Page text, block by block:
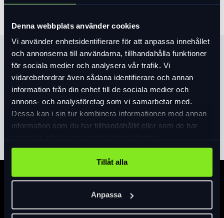
Denna webbplats använder cookies
Vi använder enhetsidentifierare för att anpassa innehållet
och annonserna till användarna, tillhandahålla funktioner
för sociala medier och analysera vår trafik. Vi
vidarebefordrar även sådana identifierare och annan
information från din enhet till de sociala medier och
annons- och analysföretag som vi samarbetar med.
Dessa kan i sin tur kombinera informationen med annan
information som du har tillhandahållit eller som de har
Tillåt alla
Anpassa
Produktinformation
Vi presenterar Primer Mips-hjälmen – en MTB-hjälm som
kombinerar exceptionell komfort, överlägsen passform och
förstklassiga säkerhetsfunktioner utan att spräcka
budgeten. Det integrerade 360 Occigrip Fit System med
höjdjustering i realtid säkerställer en tajt och säker passform.
Med sin effektiva ventilation ger hjälmen luftflöde genom
hjälmen, vilket håller dig sval och bekväm även under
intensiva åkturer. Denna hjälm har också ett lättjusterbart
avbrottbart visir, designat för att slitas av vid träff. Primer
lågfriktionslager som minskar rotationskrafterna till hjärnan.
Denna robusta och progressiva två-skalkonstruktion
Läs merexpand_more
Specifikation